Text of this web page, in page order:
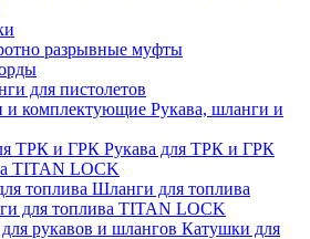
разрывные муфты
для пистолетов
Рукава, шланги и
Рукава для ТРК и ГРК
TITAN LOCK
Шланги для топлива
для топлива TITAN LOCK
Катушки для